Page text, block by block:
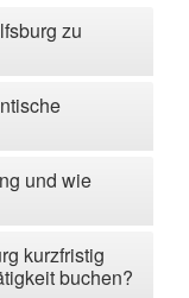
zu
und wie
kurzfristig
buchen?